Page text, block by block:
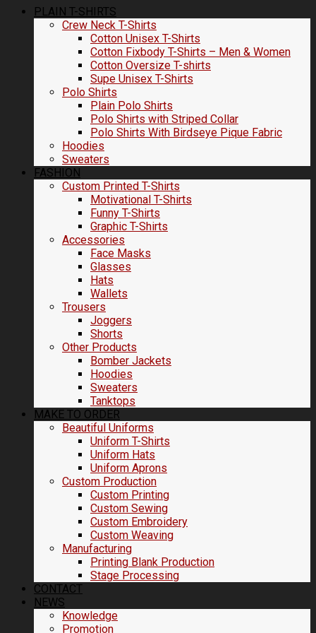
PLAIN T-SHIRTS
Crew Neck T-Shirts
Cotton Unisex T-Shirts
Cotton Fixbody T-Shirts – Men & Women
Cotton Oversize T-shirts
Supe Unisex T-Shirts
Polo Shirts
Plain Polo Shirts
Polo Shirts with Striped Collar
Polo Shirts With Birdseye Pique Fabric
Hoodies
Sweaters
FASHION
Custom Printed T-Shirts
Motivational T-Shirts
Funny T-Shirts
Graphic T-Shirts
Accessories
Face Masks
Glasses
Hats
Wallets
Trousers
Joggers
Shorts
Other Products
Bomber Jackets
Hoodies
Sweaters
Tanktops
MAKE TO ORDER
Beautiful Uniforms
Uniform T-Shirts
Uniform Hats
Uniform Aprons
Custom Production
Custom Printing
Custom Sewing
Custom Embroidery
Custom Weaving
Manufacturing
Printing Blank Production
Stage Processing
CONTACT
NEWS
Knowledge
Promotion